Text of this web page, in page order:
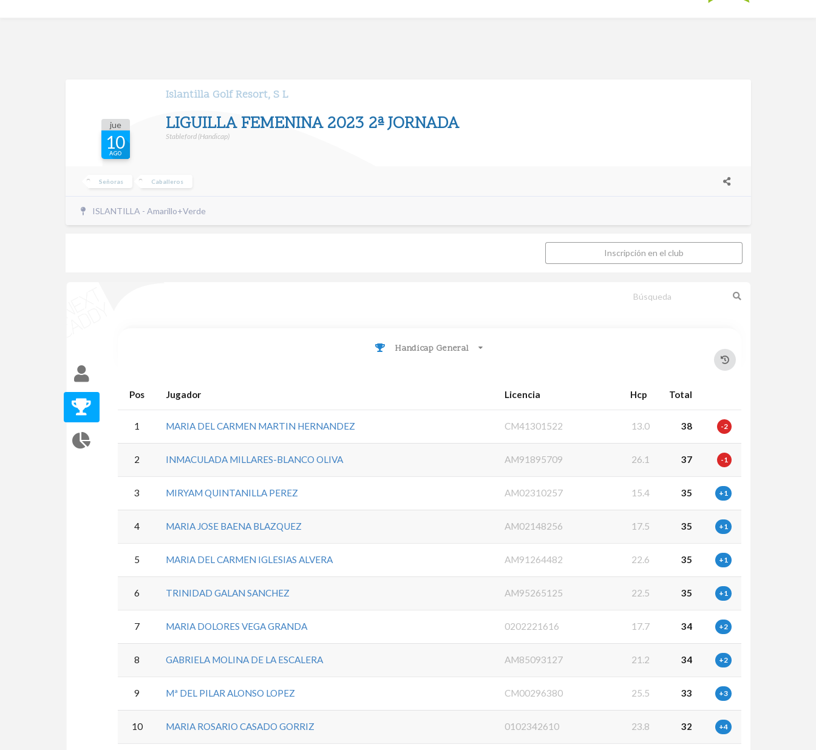
Islantilla Golf Resort, S L
jue
10
AGO
LIGUILLA FEMENINA 2023 2ª JORNADA
Stableford (Handicap)
Señoras Caballeros
ISLANTILLA - Amarillo+Verde
Inscripción en el club
Handicap General
Pos Jugador Licencia Hcp Total
1 MARIA DEL CARMEN MARTIN HERNANDEZ CM41301522 13.0 38 -2
2 INMACULADA MILLARES-BLANCO OLIVA AM91895709 26.1 37 -1
3 MIRYAM QUINTANILLA PEREZ AM02310257 15.4 35 +1
4 MARIA JOSE BAENA BLAZQUEZ AM02148256 17.5 35 +1
5 MARIA DEL CARMEN IGLESIAS ALVERA AM91264482 22.6 35 +1
6 TRINIDAD GALAN SANCHEZ AM95265125 22.5 35 +1
7 MARIA DOLORES VEGA GRANDA 0202221616 17.7 34 +2
8 GABRIELA MOLINA DE LA ESCALERA AM85093127 21.2 34 +2
9 Mª DEL PILAR ALONSO LOPEZ CM00296380 25.5 33 +3
10 MARIA ROSARIO CASADO GORRIZ 0102342610 23.8 32 +4